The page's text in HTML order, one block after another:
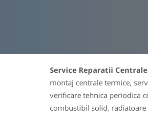
Service Reparatii
montaj centrale termice,
verificare tehnica periodica
combustibil solid,